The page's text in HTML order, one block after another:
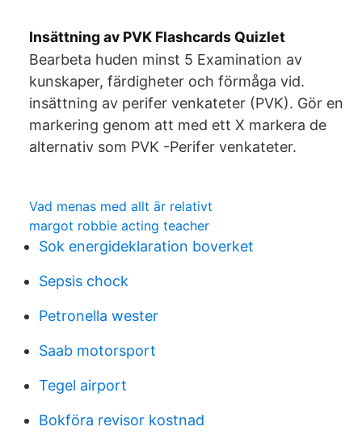
Insättning av PVK Flashcards Quizlet
Bearbeta huden minst 5 Examination av
kunskaper, färdigheter och förmåga vid.
insättning av perifer venkateter (PVK). Gör en
markering genom att med ett X markera de
alternativ som PVK -Perifer venkateter.
Vad menas med allt är relativt
margot robbie acting teacher
Sok energideklaration boverket
Sepsis chock
Petronella wester
Saab motorsport
Tegel airport
Bokföra revisor kostnad